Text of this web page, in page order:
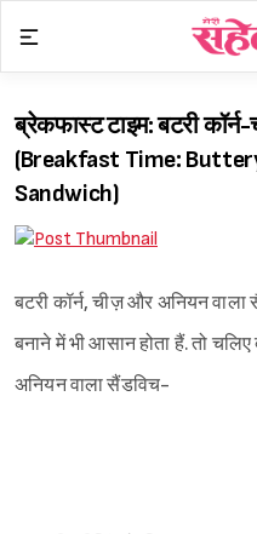
content
ब्रेकफास्ट टाइम: बटरी
(Breakfast Time:
Sandwich)
बटरी कॉर्न, चीज़ और अनियन वाला
बनाने में भी आसान होता हैं. तो
अनियन वाला सैंडविच-